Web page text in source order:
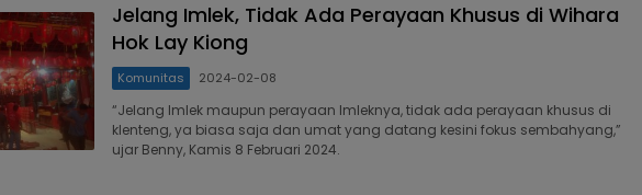
Jelang Imlek, Tidak Ada Perayaan Khusus di Wihara
Hok Lay Kiong
Komunitas 2024-02-08
“Jelang Imlek maupun perayaan Imleknya, tidak ada perayaan khusus di
klenteng, ya biasa saja dan umat yang datang kesini fokus sembahyang,”
ujar Benny, Kamis 8 Februari 2024.